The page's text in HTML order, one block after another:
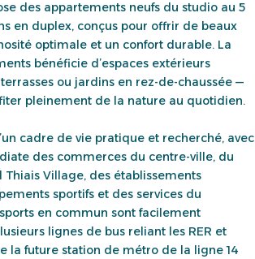
des appartements neufs du studio au 5
en duplex, conçus pour offrir de beaux
optimale et un confort durable. La
bénéficie d’espaces extérieurs
ou jardins en rez-de-chaussée —
pleinement de la nature au quotidien.
cadre de vie pratique et recherché, avec
des commerces du centre-ville, du
Village, des établissements
sportifs et des services du
en commun sont facilement
lignes de bus reliant les RER et
la future station de métro de la ligne 14